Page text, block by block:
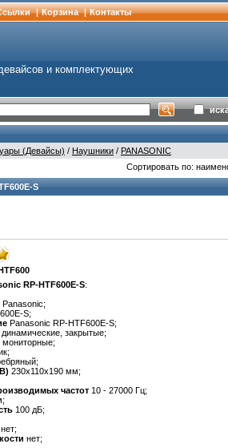
| Корзина | Контакты
и комплектующих
(Девайсы) / Наушники / PANASONIC
Сортировать по:
S
RP-HTF600E-S:
Panasonic;
S;
Panasonic RP-HTF600E-S;
динамические, закрытые;
мониторные;
230x110x190 мм;
частот 10 - 27000 Гц;
100 дБ;
нет;
нет;